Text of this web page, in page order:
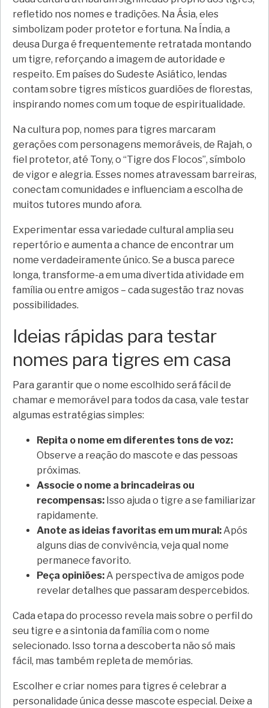
refletido nos nomes e tradições. Na Ásia, eles
simbolizam poder protetor e fortuna. Na Índia, a
deusa Durga é frequentemente retratada montando
um tigre, reforçando a imagem de autoridade e
respeito. Em países do Sudeste Asiático, lendas
contam sobre tigres místicos guardiões de florestas,
inspirando nomes com um toque de espiritualidade.
Na cultura pop, nomes para tigres marcaram
gerações com personagens memoráveis, de Rajah, o
fiel protetor, até Tony, o “Tigre dos Flocos”, símbolo
de vigor e alegria. Esses nomes atravessam barreiras,
conectam comunidades e influenciam a escolha de
muitos tutores mundo afora.
Experimentar essa variedade cultural amplia seu
repertório e aumenta a chance de encontrar um
nome verdadeiramente único. Se a busca parece
longa, transforme-a em uma divertida atividade em
família ou entre amigos – cada sugestão traz novas
possibilidades.
Ideias rápidas para testar
nomes para tigres em casa
Para garantir que o nome escolhido será fácil de
chamar e memorável para todos da casa, vale testar
algumas estratégias simples:
Repita o nome em diferentes tons de voz:
Observe a reação do mascote e das pessoas
próximas.
Associe o nome a brincadeiras ou
recompensas: Isso ajuda o tigre a se familiarizar
rapidamente.
Anote as ideias favoritas em um mural:Após
alguns dias de convivência, veja qual nome
permanece favorito.
Peça opiniões:A perspectiva de amigos pode
revelar detalhes que passaram despercebidos.
Cada etapa do processo revela mais sobre o perfil do
seu tigre e a sintonia da família com o nome
selecionado. Isso torna a descoberta não só mais
fácil, mas também repleta de memórias.
Escolher e criar nomes para tigres é celebrar a
personalidade única desse mascote especial. Deixe a